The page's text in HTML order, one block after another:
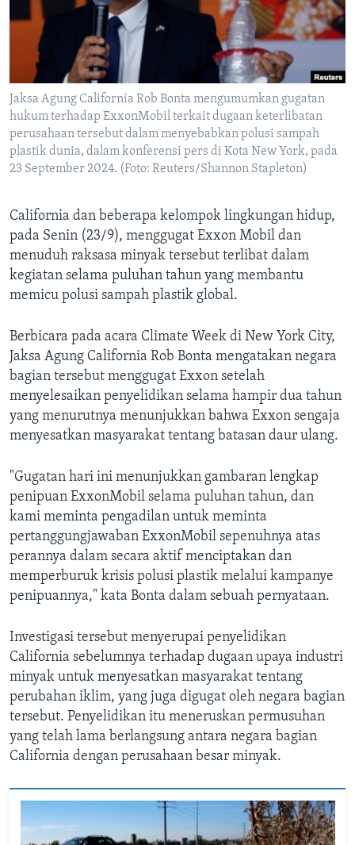
Jaksa Agung California Rob Bonta mengumumkan gugatan
hukum terhadap ExxonMobil terkait dugaan keterlibatan
perusahaan tersebut dalam menyebabkan polusi sampah
plastik dunia, dalam konferensi pers di Kota New York, pada
23 September 2024. (Foto: Reuters/Shannon Stapleton)
California dan beberapa kelompok lingkungan hidup,
pada Senin (23/9), menggugat Exxon Mobil dan
menuduh raksasa minyak tersebut terlibat dalam
kegiatan selama puluhan tahun yang membantu
memicu polusi sampah plastik global.
Berbicara pada acara Climate Week di New York City,
Jaksa Agung California Rob Bonta mengatakan negara
bagian tersebut menggugat Exxon setelah
menyelesaikan penyelidikan selama hampir dua tahun
yang menurutnya menunjukkan bahwa Exxon sengaja
menyesatkan masyarakat tentang batasan daur ulang.
"Gugatan hari ini menunjukkan gambaran lengkap
penipuan ExxonMobil selama puluhan tahun, dan
kami meminta pengadilan untuk meminta
pertanggungjawaban ExxonMobil sepenuhnya atas
perannya dalam secara aktif menciptakan dan
memperburuk krisis polusi plastik melalui kampanye
penipuannya," kata Bonta dalam sebuah pernyataan.
Investigasi tersebut menyerupai penyelidikan
California sebelumnya terhadap dugaan upaya industri
minyak untuk menyesatkan masyarakat tentang
perubahan iklim, yang juga digugat oleh negara bagian
tersebut. Penyelidikan itu meneruskan permusuhan
yang telah lama berlangsung antara negara bagian
California dengan perusahaan besar minyak.